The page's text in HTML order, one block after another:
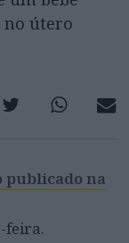
no útero
publicado na
feira.